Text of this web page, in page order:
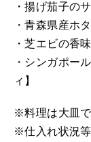
・揚げ茄子の
・青森県産ホ
・芝エビの香
・シンガポー
ィ】
※料理は大皿
※仕入れ状況